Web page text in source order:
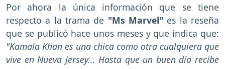
Por ahora la única información que se tiene
respecto a la trama de "Ms Marvel" es la reseña
que se publicó hace unos meses y que indica que:
"Kamala Khan es una chica como otra cualquiera que
vive en Nueva Jersey... Hasta que un buen día recibe